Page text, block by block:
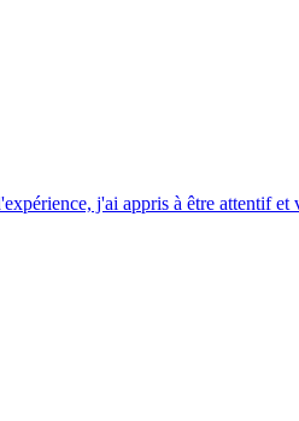
j'ai appris à être attentif